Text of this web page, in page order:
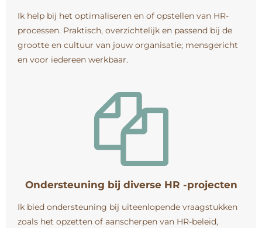
Ik help bij het optimaliseren en of opstellen van HR-
processen. Praktisch, overzichtelijk en passend bij de
grootte en cultuur van jouw organisatie; mensgericht
en voor iedereen werkbaar.
Ondersteuning bij diverse HR -projecten
Ik bied ondersteuning bij uiteenlopende vraagstukken
zoals het opzetten of aanscherpen van HR-beleid,